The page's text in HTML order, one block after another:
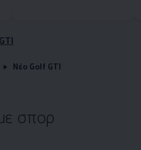
Νέο Golf GTI
σπορ